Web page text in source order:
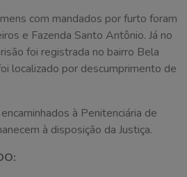
com mandados por furto foram
e Fazenda Santo Antônio. Já no
foi registrada no bairro Bela
localizado por descumprimento de
à Penitenciária de
à disposição da Justiça.